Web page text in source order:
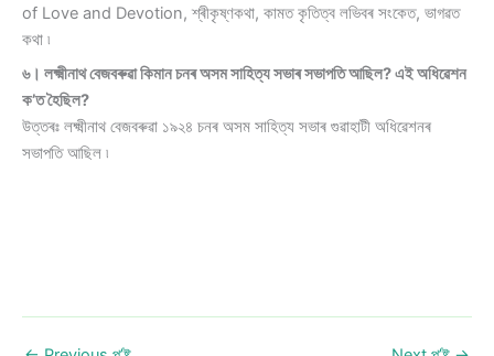
of Love and Devotion, শ্ৰীকৃষ্ণকথা, কামত কৃতিত্ব লভিবৰ সংকেত, ভাগৱত
কথা ৷
৬। লক্ষ্মীনাথ বেজবৰুৱা কিমান চনৰ অসম সাহিত্য সভাৰ সভাপতি আছিল? এই অধিৱেশন
ক’ত হৈছিল?
উত্তৰঃ লক্ষ্মীনাথ বেজবৰুৱা ১৯২৪ চনৰ অসম সাহিত্য সভাৰ গুৱাহাটী অধিৱেশনৰ
সভাপতি আছিল ৷